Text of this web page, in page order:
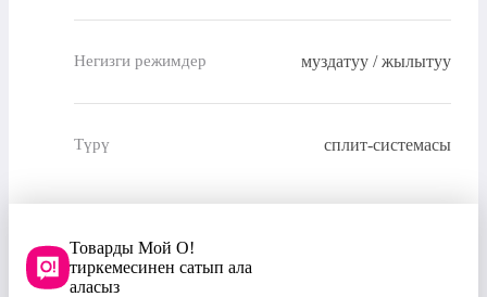
Негизги режимдер муздатуу / жылытуу
Түрү сплит-системасы
Товарды Мой О!
тиркемесинен сатып ала
аласыз